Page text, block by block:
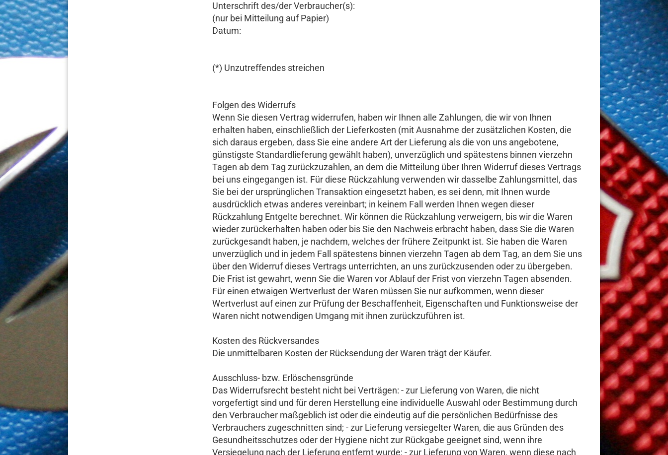
Unterschrift des/der Verbraucher(s):
(nur bei Mitteilung auf Papier)
Datum:
(*) Unzutreffendes streichen
Folgen des Widerrufs
Wenn Sie diesen Vertrag widerrufen, haben wir Ihnen alle Zahlungen, die wir von Ihnen
erhalten haben, einschließlich der Lieferkosten (mit Ausnahme der zusätzlichen Kosten, die
sich daraus ergeben, dass Sie eine andere Art der Lieferung als die von uns angebotene,
günstigste Standardlieferung gewählt haben), unverzüglich und spätestens binnen vierzehn
Tagen ab dem Tag zurückzuzahlen, an dem die Mitteilung über Ihren Widerruf dieses Vertrags
bei uns eingegangen ist. Für diese Rückzahlung verwenden wir dasselbe Zahlungsmittel, das
Sie bei der ursprünglichen Transaktion eingesetzt haben, es sei denn, mit Ihnen wurde
ausdrücklich etwas anderes vereinbart; in keinem Fall werden Ihnen wegen dieser
Rückzahlung Entgelte berechnet. Wir können die Rückzahlung verweigern, bis wir die Waren
wieder zurückerhalten haben oder bis Sie den Nachweis erbracht haben, dass Sie die Waren
zurückgesandt haben, je nachdem, welches der frühere Zeitpunkt ist. Sie haben die Waren
unverzüglich und in jedem Fall spätestens binnen vierzehn Tagen ab dem Tag, an dem Sie uns
über den Widerruf dieses Vertrags unterrichten, an uns zurückzusenden oder zu übergeben.
Die Frist ist gewahrt, wenn Sie die Waren vor Ablauf der Frist von vierzehn Tagen absenden.
Für einen etwaigen Wertverlust der Waren müssen Sie nur aufkommen, wenn dieser
Wertverlust auf einen zur Prüfung der Beschaffenheit, Eigenschaften und Funktionsweise der
Waren nicht notwendigen Umgang mit ihnen zurückzuführen ist.
Kosten des Rückversandes
Die unmittelbaren Kosten der Rücksendung der Waren trägt der Käufer.
​Ausschluss- bzw. Erlöschensgründe
Das Widerrufsrecht besteht nicht bei Verträgen: - zur Lieferung von Waren, die nicht
vorgefertigt sind und für deren Herstellung eine individuelle Auswahl oder Bestimmung durch
den Verbraucher maßgeblich ist oder die eindeutig auf die persönlichen Bedürfnisse des
Verbrauchers zugeschnitten sind; - zur Lieferung versiegelter Waren, die aus Gründen des
Gesundheitsschutzes oder der Hygiene nicht zur Rückgabe geeignet sind, wenn ihre
Versiegelung nach der Lieferung entfernt wurde; - zur Lieferung von Waren, wenn diese nach